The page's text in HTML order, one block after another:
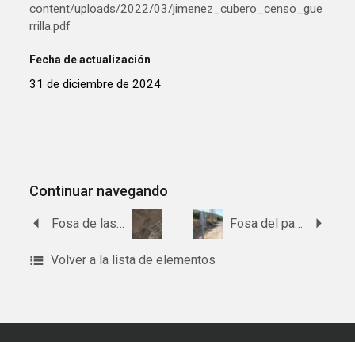
content/uploads/2022/03/jimenez_cubero_censo_gue
rrilla.pdf
Fecha de actualización
31 de diciembre de 2024
Continuar navegando
Fosa del paraje Fuente del Chorro
Volver a la lista de elementos